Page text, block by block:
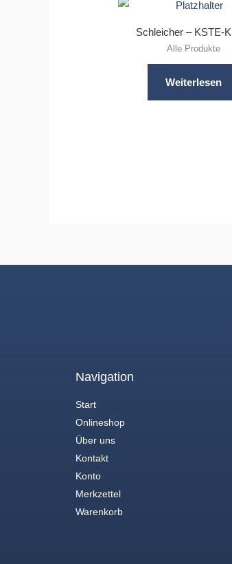
Schleicher – KSTE-
Alle Produkte
Weiterlesen
Navigation
Start
Onlineshop
Über uns
Kontakt
Konto
Merkzettel
Warenkorb